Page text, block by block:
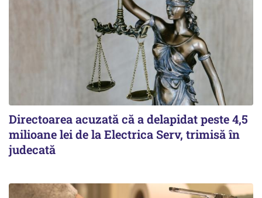
Directoarea acuzată că a delapidat peste 4,5
milioane lei de la Electrica Serv, trimisă în
judecată